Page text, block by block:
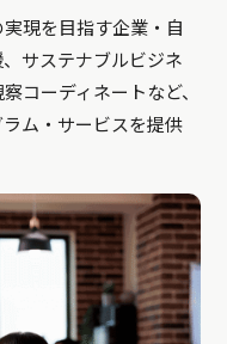
現を目指す企業・自
サステナブルビジネ
コーディネートなど、
ム・サービスを提供